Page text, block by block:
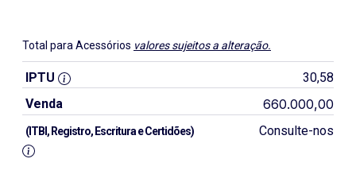
Total para Acessórios valores sujeitos a alteração.
IPTU
30,58
Venda
660.000,00
(ITBI, Registro, Escritura e Certidões) Consulte-nos